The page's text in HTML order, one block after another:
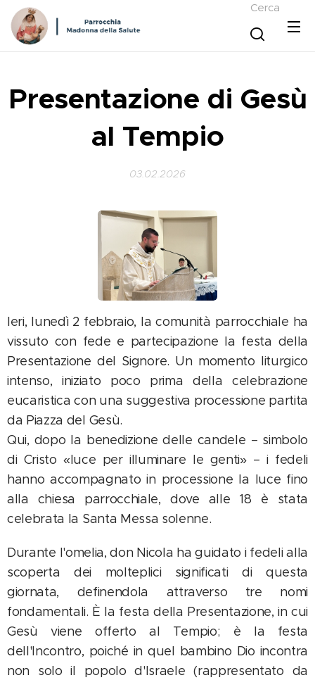
Cerca
Presentazione di Gesù
al Tempio
03.02.2026
Ieri, lunedì 2 febbraio, la comunità parrocchiale ha
vissuto con fede e partecipazione la festa della
Presentazione del Signore. Un momento liturgico
intenso, iniziato poco prima della celebrazione
eucaristica con una suggestiva processione partita
da Piazza del Gesù.
Qui, dopo la benedizione delle candele – simbolo
di Cristo «luce per illuminare le genti» – i fedeli
hanno accompagnato in processione la luce fino
alla chiesa parrocchiale, dove alle 18 è stata
celebrata la Santa Messa solenne.
Durante l'omelia, don Nicola ha guidato i fedeli alla
scoperta dei molteplici significati di questa
giornata, definendola attraverso tre nomi
fondamentali. È la festa della Presentazione, in cui
Gesù viene offerto al Tempio; è la festa
dell'Incontro, poiché in quel bambino Dio incontra
non solo il popolo d'Israele (rappresentato da